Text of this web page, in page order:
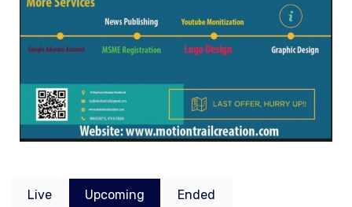
Live Upcoming Ended